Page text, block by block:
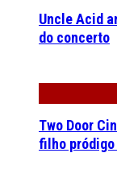
Uncle Acid
do concerto
Two Door
filho pródigo